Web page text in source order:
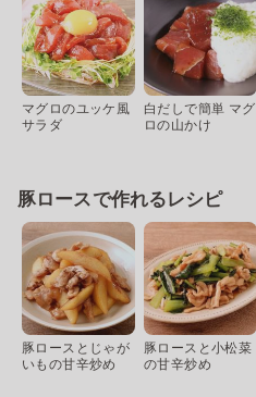
マグロのユッケ風
サラダ
白だしで簡単 マグ
ロの山かけ
豚ロースで作れるレシピ
豚ロースとじゃが
いもの甘辛炒め
豚ロースと小松菜
の甘辛炒め